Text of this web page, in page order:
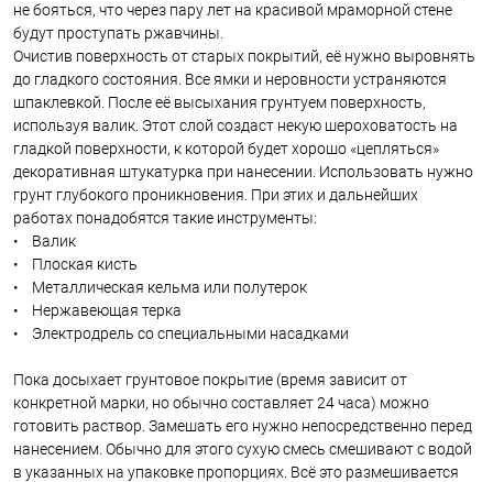
не бояться, что через пару лет на красивой мраморной стене
будут проступать ржавчины.
Очистив поверхность от старых покрытий, её нужно выровнять
до гладкого состояния. Все ямки и неровности устраняются
шпаклевкой. После её высыхания грунтуем поверхность,
используя валик. Этот слой создаст некую шероховатость на
гладкой поверхности, к которой будет хорошо «цепляться»
декоративная штукатурка при нанесении. Использовать нужно
грунт глубокого проникновения. При этих и дальнейших
работах понадобятся такие инструменты:
• Валик
• Плоская кисть
• Металлическая кельма или полутерок
• Нержавеющая терка
• Электродрель со специальными насадками
Пока досыхает грунтовое покрытие (время зависит от
конкретной марки, но обычно составляет 24 часа) можно
готовить раствор. Замешать его нужно непосредственно перед
нанесением. Обычно для этого сухую смесь смешивают с водой
в указанных на упаковке пропорциях. Всё это размешивается